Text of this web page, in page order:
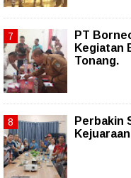
PT
Kegiatan
Tonang.
Perbakin